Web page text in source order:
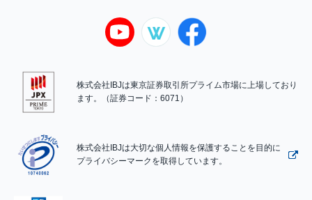
株式会社IBJは東京証券取引所プライム市場に上場しており
ます。（証券コード：6071）
株式会社IBJは大切な個人情報を保護することを目的に
プライバシーマークを取得しています。